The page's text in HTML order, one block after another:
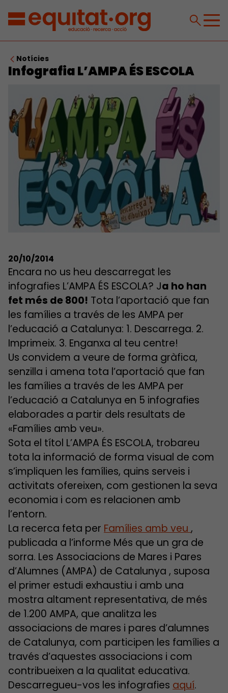
Notícies
Infografia L’AMPA ÉS ESCOLA
20/10/2014
Encara no us heu descarregat les
infografies L’AMPA ÉS ESCOLA? Ja ho han
fet més de 800! Tota l’aportació que fan
les famílies a través de les AMPA per
l’educació a Catalunya: 1. Descarrega. 2.
Imprimeix. 3. Enganxa al teu centre!
Us convidem a veure de forma gràfica,
senzilla i amena tota l’aportació que fan
les famílies a través de les AMPA per
l’educació a Catalunya en 5 infografies
elaborades a partir dels resultats de
«Famílies amb veu».
Sota el títol L’AMPA ÉS ESCOLA, trobareu
tota la informació de forma visual de com
s’impliquen les famílies, quins serveis i
activitats ofereixen, com gestionen la seva
economia i com es relacionen amb
l’entorn.
La recerca feta per Famílies amb veu ,
publicada a l’informe Més que un gra de
sorra. Les Associacions de Mares i Pares
d’Alumnes (AMPA) de Catalunya , suposa
el primer estudi exhaustiu i amb una
mostra altament representativa, de més
de 1.200 AMPA, que analitza les
associacions de mares i pares d’alumnes
de Catalunya, com participen les famílies a
través d’aquestes associacions i com
contribueixen a la qualitat educativa.
Descarregueu-vos les infografies aquí.